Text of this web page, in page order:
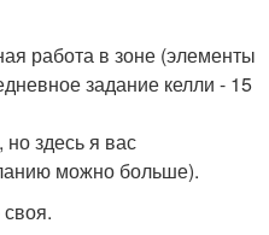
работа в зоне (элементы
задание келли - 15
здесь я вас
можно больше).